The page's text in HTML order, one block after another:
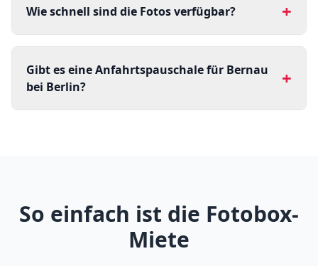
Wie schnell sind die Fotos verfügbar? +
Gibt es eine Anfahrtspauschale für Bernau
bei Berlin?
+
So einfach ist die Fotobox-
Miete